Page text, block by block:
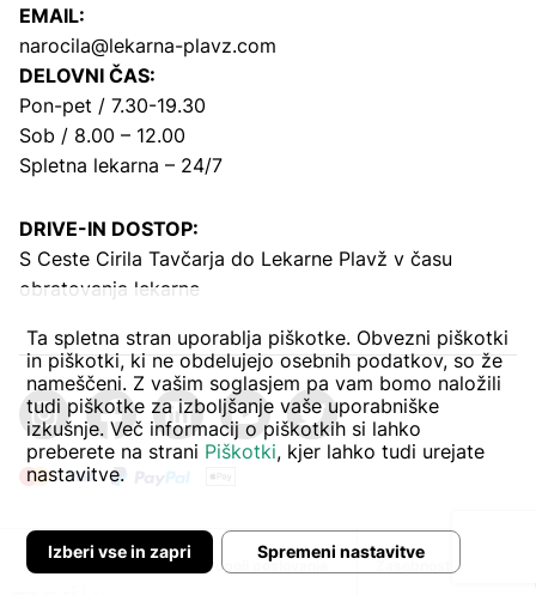
EMAIL:
narocila@lekarna-plavz.com
DELOVNI ČAS:
Pon-pet / 7.30-19.30
Sob / 8.00 – 12.00
Spletna lekarna – 24/7
DRIVE-IN DOSTOP:
S Ceste Cirila Tavčarja do Lekarne Plavž v času
obratovanja lekarne
Pogoji poslovanja Zasebnost in piškoti
Ta spletna stran uporablja piškotke. Obvezni piškotki
in piškotki, ki ne obdelujejo osebnih podatkov, so že
nameščeni. Z vašim soglasjem pa vam bomo naložili
tudi piškotke za izboljšanje vaše uporabniške
izkušnje. Več informacij o piškotkih si lahko
preberete na strani Piškotki, kjer lahko tudi urejate
nastavitve.
Spremeni nastavitve
Izberi vse in zapri